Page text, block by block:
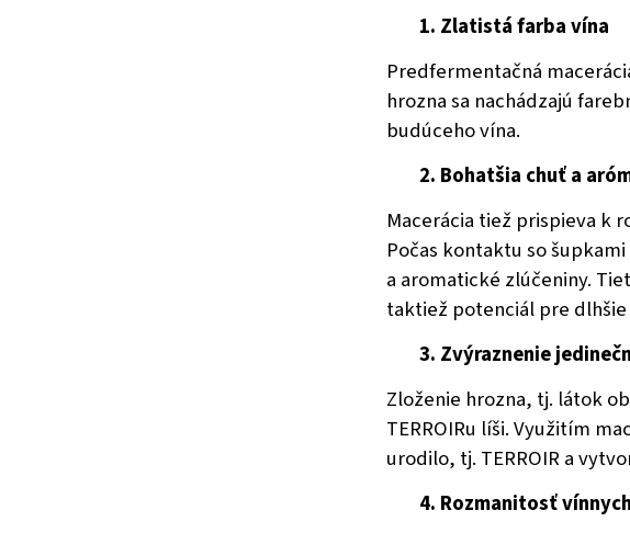
1. Zlatistá farba vína
Predfermentačná
hrozna sa nachádzajú
budúceho vína.
2. Bohatšia chuť a
Macerácia tiež prispieva k
Počas kontaktu so
a aromatické zlúčeniny.
taktiež potenciál pre dlhšie
3. Zvýraznenie
Zloženie hrozna, tj. látok
TERROIRu líši. Využitím
urodilo, tj. TERROIR a
4. Rozmanitosť